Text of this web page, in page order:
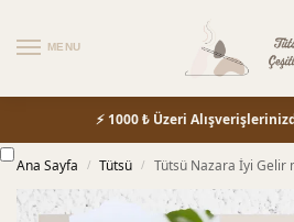
MENU
⚡ 1000 ₺ Üzeri
Ana Sayfa / Tütsü / Tütsü Nazara İyi Gelir